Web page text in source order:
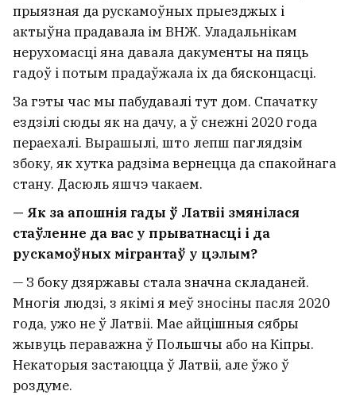
прыязная да рускамоўных прыезджых і
актыўна прадавала ім ВНЖ. Уладальнікам
нерухомасці яна давала дакументы на пяць
гадоў і потым прадаўжала іх да бясконцасці.
За гэты час мы пабудавалі тут дом. Спачатку
ездзілі сюды як на дачу, а ў снежні 2020 года
пераехалі. Вырашылі, што лепш паглядзім
збоку, як хутка радзіма вернецца да спакойнага
стану. Дасюль яшчэ чакаем.
— Як за апошнія гады ў Латвіі змянілася
стаўленне да вас у прыватнасці і да
рускамоўных мігрантаў у цэлым?
— З боку дзяржавы стала значна складаней.
Многія людзі, з якімі я меў зносіны пасля 2020
года, ужо не ў Латвіі. Мае айцішныя сябры
жывуць пераважна ў Польшчы або на Кіпры.
Некаторыя застаюцца ў Латвіі, але ўжо ў
роздуме.